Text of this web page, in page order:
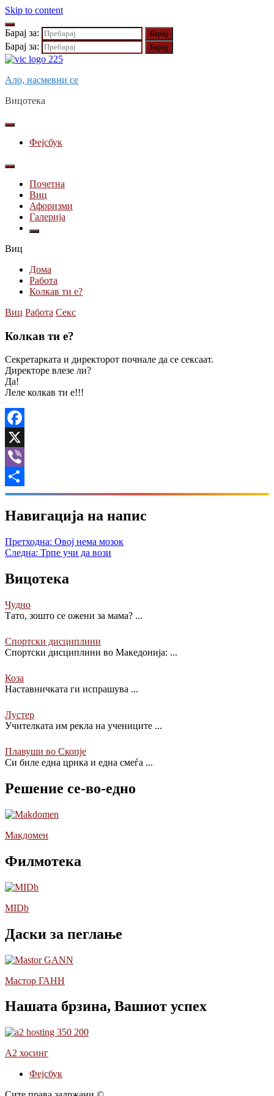
Skip to content
Барај за:
Барај за:
Ало, насмевни се
Вицотека
Фејсбук
Почетна
Виц
Афоризми
Галерија
Виц
Дома
Работа
Колкав ти е?
Виц Работа Секс
Колкав ти е?
Секретарката и директорот почнале да се сексаат.
Директоре влезе ли?
Да!
Леле колкав ти е!!!
Facebook
X
Viber
Share
Навигација на напис
Претходна: Овој нема мозок
Следна: Трпе учи да вози
Вицотека
Чудно
Тато, зошто се ожени за мама? ...
Спортски дисциплини
Спортски дисциплини во Македонија: ...
Коза
Наставничката ги испрашува ...
Лустер
Учителката им рекла на учениците ...
Плавуши во Скопје
Си биле една црнка и една смеѓa ...
Решение се-во-едно
Макдомен
Филмотека
MIDb
Даски за пеглање
Мастор ГАНН
Нашата брзина, Вашиот успех
А2 хосинг
Фејсбук